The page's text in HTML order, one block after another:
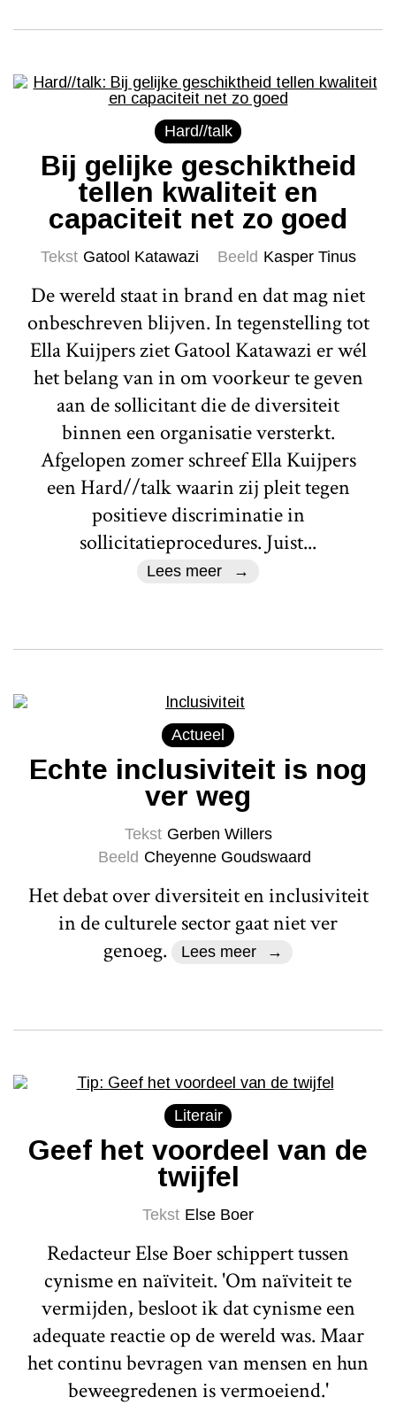
Hard//talk
Bij gelijke geschiktheid
tellen kwaliteit en
capaciteit net zo goed
Tekst Gatool Katawazi Beeld Kasper Tinus
De wereld staat in brand en dat mag niet
onbeschreven blijven. In tegenstelling tot
Ella Kuijpers ziet Gatool Katawazi er wél
het belang van in om voorkeur te geven
aan de sollicitant die de diversiteit
binnen een organisatie versterkt.
Afgelopen zomer schreef Ella Kuijpers
een Hard//talk waarin zij pleit tegen
positieve discriminatie in
sollicitatieprocedures. Juist...
Lees meer
Actueel
Echte inclusiviteit is nog
ver weg
Tekst Gerben Willers
Beeld Cheyenne Goudswaard
Het debat over diversiteit en inclusiviteit
in de culturele sector gaat niet ver
genoeg.
Lees meer
Literair
Geef het voordeel van de
twijfel
Tekst Else Boer
Redacteur Else Boer schippert tussen
cynisme en naïviteit. 'Om naïviteit te
vermijden, besloot ik dat cynisme een
adequate reactie op de wereld was. Maar
het continu bevragen van mensen en hun
beweegredenen is vermoeiend.'